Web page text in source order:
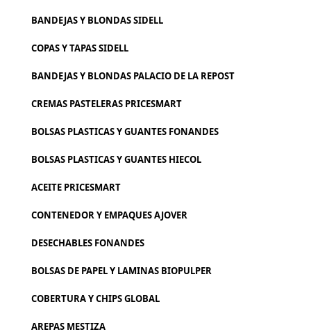
BANDEJAS Y BLONDAS SIDELL
COPAS Y TAPAS SIDELL
BANDEJAS Y BLONDAS PALACIO DE LA REPOST
CREMAS PASTELERAS PRICESMART
BOLSAS PLASTICAS Y GUANTES FONANDES
BOLSAS PLASTICAS Y GUANTES HIECOL
ACEITE PRICESMART
CONTENEDOR Y EMPAQUES AJOVER
DESECHABLES FONANDES
BOLSAS DE PAPEL Y LAMINAS BIOPULPER
COBERTURA Y CHIPS GLOBAL
AREPAS MESTIZA